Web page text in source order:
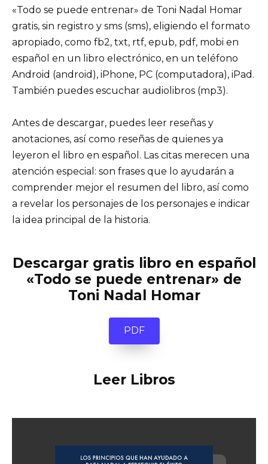
«Todo se puede entrenar» de Toni Nadal Homar
gratis, sin registro y sms (sms), eligiendo el formato
apropiado, como fb2, txt, rtf, epub, pdf, mobi en
español en un libro electrónico, en un teléfono
Android (android), iPhone, PC (computadora), iPad.
También puedes escuchar audiolibros (mp3).
Antes de descargar, puedes leer reseñas y
anotaciones, así como reseñas de quienes ya
leyeron el libro en español. Las citas merecen una
atención especial: son frases que lo ayudarán a
comprender mejor el resumen del libro, así como
a revelar los personajes de los personajes e indicar
la idea principal de la historia.
Descargar gratis libro en español
«Todo se puede entrenar» de
Toni Nadal Homar
PDF
Leer Libros